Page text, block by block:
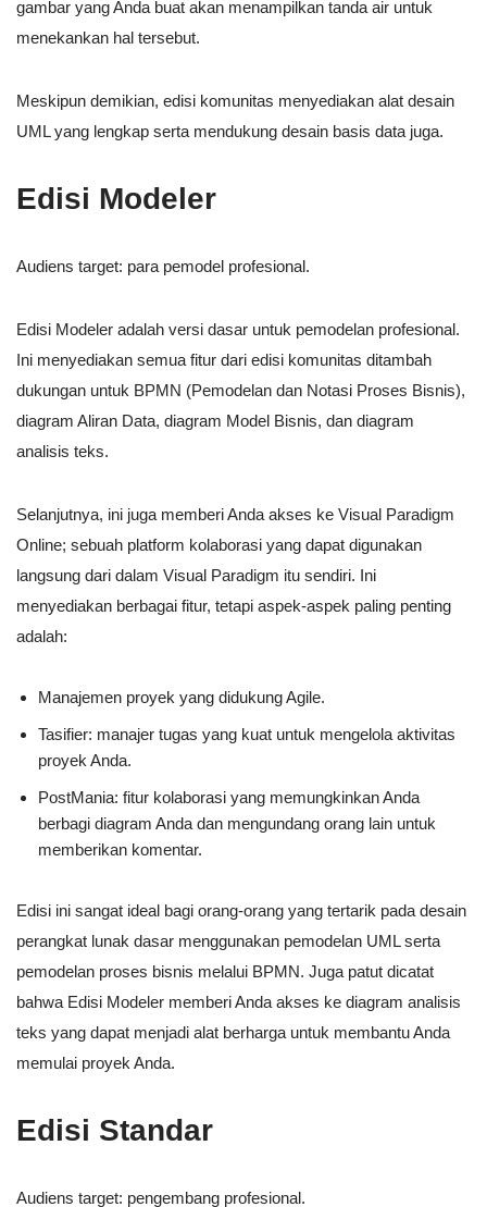
gambar yang Anda buat akan menampilkan tanda air untuk
menekankan hal tersebut.
Meskipun demikian, edisi komunitas menyediakan alat desain
UML yang lengkap serta mendukung desain basis data juga.
Edisi Modeler
Audiens target: para pemodel profesional.
Edisi Modeler adalah versi dasar untuk pemodelan profesional.
Ini menyediakan semua fitur dari edisi komunitas ditambah
dukungan untuk BPMN (Pemodelan dan Notasi Proses Bisnis),
diagram Aliran Data, diagram Model Bisnis, dan diagram
analisis teks.
Selanjutnya, ini juga memberi Anda akses ke Visual Paradigm
Online; sebuah platform kolaborasi yang dapat digunakan
langsung dari dalam Visual Paradigm itu sendiri. Ini
menyediakan berbagai fitur, tetapi aspek-aspek paling penting
adalah:
Manajemen proyek yang didukung Agile.
Tasifier: manajer tugas yang kuat untuk mengelola aktivitas
proyek Anda.
PostMania: fitur kolaborasi yang memungkinkan Anda
berbagi diagram Anda dan mengundang orang lain untuk
memberikan komentar.
Edisi ini sangat ideal bagi orang-orang yang tertarik pada desain
perangkat lunak dasar menggunakan pemodelan UML serta
pemodelan proses bisnis melalui BPMN. Juga patut dicatat
bahwa Edisi Modeler memberi Anda akses ke diagram analisis
teks yang dapat menjadi alat berharga untuk membantu Anda
memulai proyek Anda.
Edisi Standar
Audiens target: pengembang profesional.